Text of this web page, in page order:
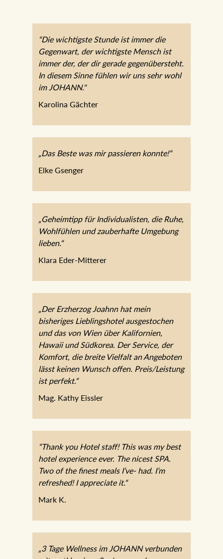
“Die wichtigste Stunde ist immer die
Gegenwart, der wichtigste Mensch ist
immer der, der dir gerade gegenübersteht.
In diesem Sinne fühlen wir uns sehr wohl
im JOHANN."
Karolina Gächter
„Das Beste was mir passieren konnte!“
Elke Gsenger
„Geheimtipp für Individualisten, die Ruhe,
Wohlfühlen und zauberhafte Umgebung
lieben.“
Klara Eder-Mitterer
„Der Erzherzog Joahnn hat mein
bisheriges Lieblingshotel ausgestochen
und das von Wien über Kalifornien,
Hawaii und Südkorea. Der Service, der
Komfort, die breite Vielfalt an Angeboten
lässt keinen Wunsch offen. Preis/Leistung
ist perfekt.“
Mag. Kathy Eissler
“Thank you Hotel staff! This was my best
hotel experience ever. The nicest SPA.
Two of the finest meals I’ve- had. I’m
refreshed! I appreciate it.“
Mark K.
„3 Tage Wellness im JOHANN verbunden